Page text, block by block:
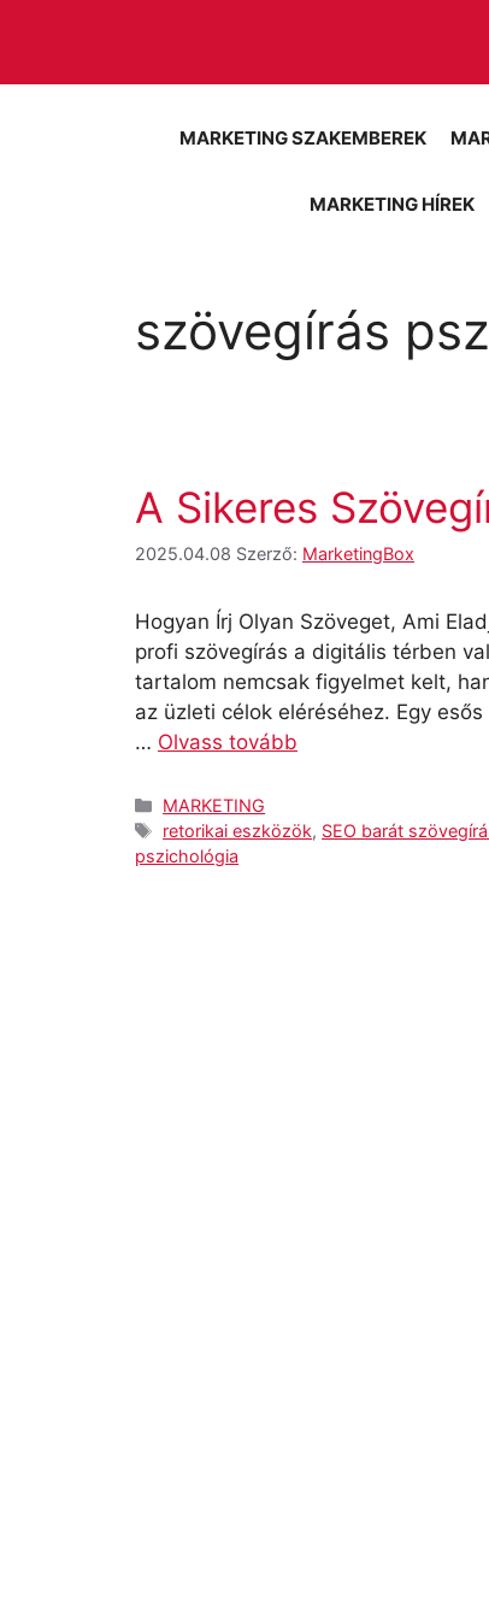
MARKETING SZAKEMBEREK
MARKETING HÍREK
szövegírás
A Sikeres
2025.04.08 Szerző: MarketingBox
Hogyan Írj Olyan Szöveget, Ami
profi szövegírás a digitális térben
tartalom nemcsak figyelmet kelt,
az üzleti célok eléréséhez. Egy
… Olvass tovább
Kategória
MARKETING
Címkék
retorikai eszközök, SEO barát
pszichológia